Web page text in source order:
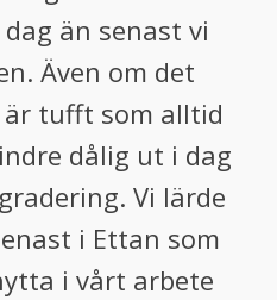
än senast vi
Även om det
tufft som alltid
dålig ut i dag
Vi lärde
i Ettan som
i vårt arbete